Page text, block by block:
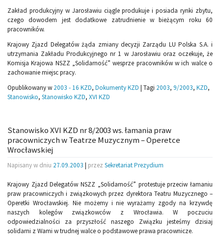
Zakład produkcyjny w Jarosławiu ciągle produkuje i posiada rynki zbytu,
czego dowodem jest dodatkowe zatrudnienie w bieżącym roku 60
pracowników.
Krajowy Zjazd Delegatów żąda zmiany decyzji Zarządu LU Polska S.A. i
utrzymania Zakładu Produkcyjnego nr 1 w Jarosławiu oraz oczekuje, że
Komisja Krajowa NSZZ „Solidarność” wesprze pracowników w ich walce o
zachowanie miejsc pracy.
Opublikowany w 2003 - 16 KZD, Dokumenty KZD | Tagi 2003, 9/2003, KZD,
Stanowisko, Stanowisko KZD, XVI KZD
Stanowisko XVI KZD nr 8/2003 ws. łamania praw
pracowniczych w Teatrze Muzycznym – Operetce
Wrocławskiej
Napisany w dniu 27.09.2003 | przez Sekretariat Prezydium
Krajowy Zjazd Delegatów NSZZ „Solidarność” protestuje przeciw łamaniu
praw pracowniczych i związkowych przez dyrektora Teatru Muzycznego –
Operetki Wrocławskiej. Nie możemy i nie wyrażamy zgody na krzywdę
naszych kolegów związkowców z Wrocławia. W poczuciu
odpowiedzialności za przyszłość naszego Związku jesteśmy dzisiaj
solidarni z Wami w trudnej walce o podstawowe prawa pracownicze.